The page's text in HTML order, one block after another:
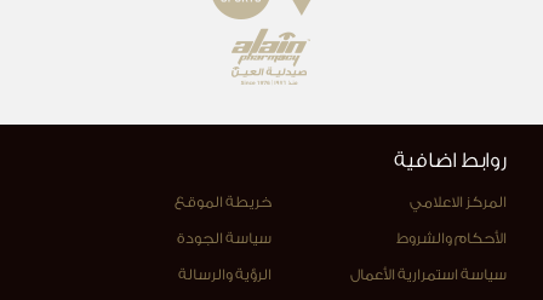
روابط اضافية
المركز الاعلامي خريطة الموقع
الأحكام والشروط سياسة الجودة
سياسة استمرارية الأعمال الرؤية والرسالة